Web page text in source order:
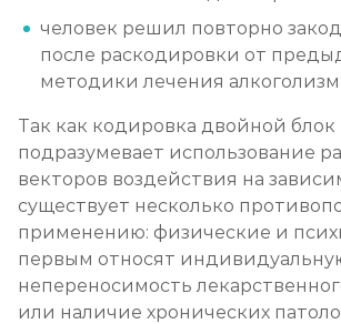
человек решил повторно
после раскодировки от
методики лечения
Так как кодировка двойной блок
подразумевает использование
векторов воздействия на
существует несколько
применению: физические и
первым относят
непереносимость
или наличие хронических